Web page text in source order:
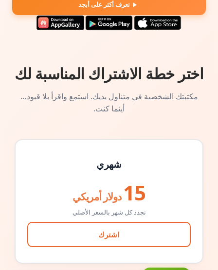
تعرف أكثر على أبجد
اختر خطة الاشتراك المناسبة لك
مكتبتك الشخصية في متناول يديك. استمع واقرأ بلا قيود…
أينما كنت.
شهري
15 دولار أمريكي
تجدد كل شهر بالسعر الأصلي
اشترك